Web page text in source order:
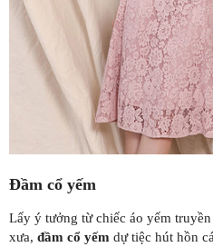
Đầm cổ yếm
Lấy ý tưởng từ chiếc áo yếm
xưa, đầm cổ yếm dự tiệc hút hồn